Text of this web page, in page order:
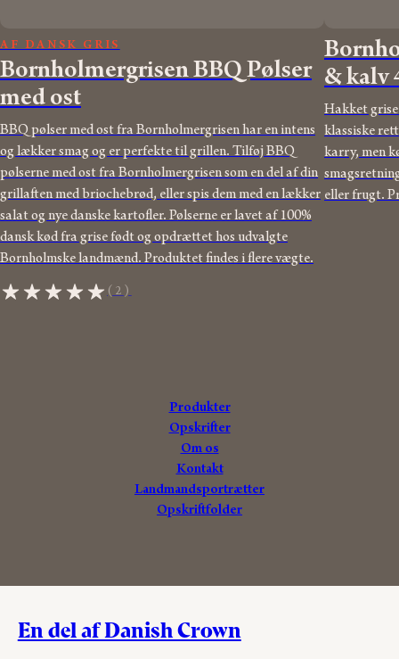
AF DANSK GRIS
Bornholmergrisen BBQ Pølser
med ost
BBQ pølser med ost fra Bornholmergrisen har en intens
og lækker smag og er perfekte til grillen. Tilføj BBQ
pølserne med ost fra Bornholmergrisen som en del af din
grillaften med briochebrød, eller spis dem med en lækker
salat og nye danske kartofler. Pølserne er lavet af 100%
dansk kød fra grise født og opdrættet hos udvalgte
Bornholmske landmænd. Produktet findes i flere vægte.
(2)
& kalv
Hakket grise
klassiske
karry, men
eller frugt.
Produkter
Opskrifter
Om os
Kontakt
Landmandsportrætter
Opskriftfolder
En del af Danish Crown